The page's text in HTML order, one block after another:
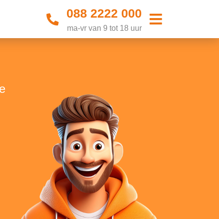
088 2222 000
ma-vr van 9 tot 18 uur